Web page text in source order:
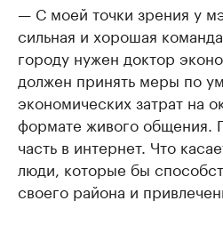
— С моей точки зрения у
сильная и хорошая
городу нужен доктор
должен принять меры по
экономических затрат на
формате живого общения.
часть в интернет. Что
люди, которые бы
своего района и